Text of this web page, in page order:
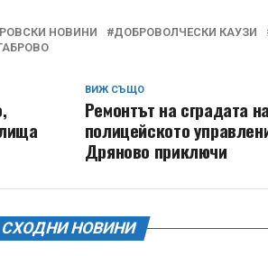
НОВИНИ ДОБРОВОЛЧЕСКИ КАУЗИ
ВИЖ СЪЩО
Ремонтът на сградата на
полицейското
Дряново приключи
СХОДНИ НОВИНИ